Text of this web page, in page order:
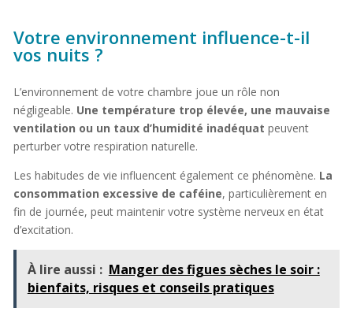
Votre environnement influence-t-il
vos nuits ?
L’environnement de votre chambre joue un rôle non
négligeable. Une température trop élevée, une mauvaise
ventilation ou un taux d’humidité inadéquat peuvent
perturber votre respiration naturelle.
Les habitudes de vie influencent également ce phénomène. La
consommation excessive de caféine, particulièrement en
fin de journée, peut maintenir votre système nerveux en état
d’excitation.
À lire aussi : Manger des figues sèches le soir :
bienfaits, risques et conseils pratiques